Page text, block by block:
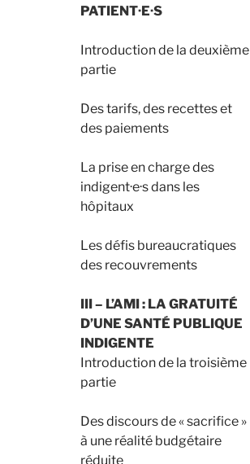
PATIENT·E·S
Introduction de la deuxième
partie
Des tarifs, des recettes et
des paiements
La prise en charge des
indigent·e·s dans les
hôpitaux
Les défis bureaucratiques
des recouvrements
III – L’AMI : LA GRATUITÉ
D’UNE SANTÉ PUBLIQUE
INDIGENTE
Introduction de la troisième
partie
Des discours de « sacrifice »
à une réalité budgétaire
réduite